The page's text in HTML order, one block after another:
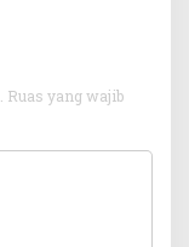
Ruas yang wajib